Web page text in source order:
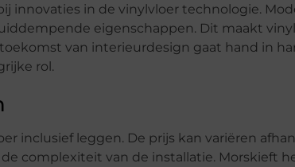
innovaties in de vinylvloer technologie.
eigenschappen. Dit maakt
van interieurdesign gaat hand in
rol.
inclusief leggen. De prijs kan variëren
complexiteit van de installatie. Morskieft